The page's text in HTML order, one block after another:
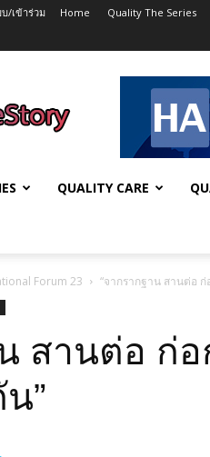
/เข้าร่วม Home Quality The Series
QUALITY CARE
Forum 23 “จากรากฐาน สานต่อ
น สานต่อ ก่
”